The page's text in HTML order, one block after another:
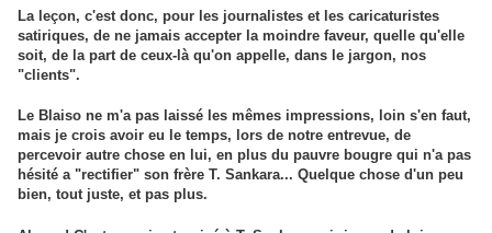
La leçon, c'est donc, pour les journalistes et les caricaturistes
satiriques, de ne jamais accepter la moindre faveur, quelle qu'elle
soit, de la part de ceux-là qu'on appelle, dans le jargon, nos
"clients".
Le Blaiso ne m'a pas laissé les mêmes impressions, loin s'en faut,
mais je crois avoir eu le temps, lors de notre entrevue, de
percevoir autre chose en lui, en plus du pauvre bougre qui n'a pas
hésité a "rectifier" son frère T. Sankara... Quelque chose d'un peu
bien, tout juste, et pas plus.